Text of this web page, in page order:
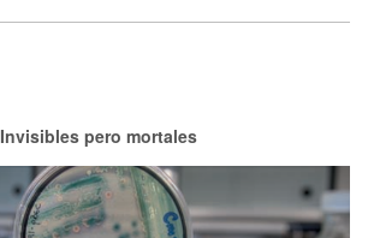
Invisibles pero mortales